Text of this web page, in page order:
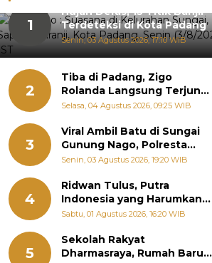
1
Hujan Deras, 15 Titik Banjir
Terdeteksi di Kota Padang
Senin, 03 Agustus 2026, 17:10 WIB
2
Tiba di Padang, Zigo
Rolanda Langsung Terjun
Bantu Warga Terdampak
Selasa, 04 Agustus 2026, 09:25 WIB
3
Viral Ambil Batu di Sungai
Gunung Nago, Polresta
Padang Ungkap Fakta
Senin, 03 Agustus 2026, 19:20 WIB
4
Ridwan Tulus, Putra
Indonesia yang Harumkan
Nama Bangsa hingga
Jepang
Sabtu, 01 Agustus 2026, 16:20 WIB
5
Sekolah Rakyat
Dharmasraya, Rumah Baru